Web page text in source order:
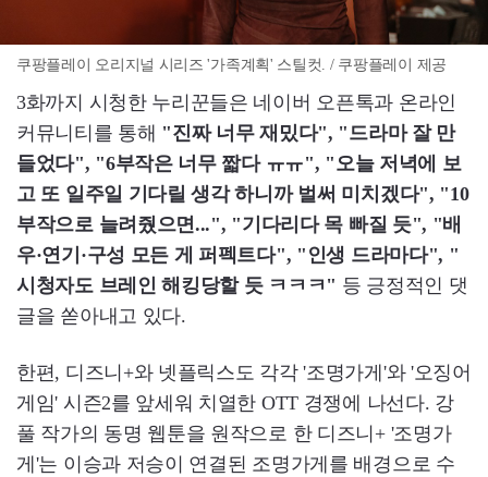
쿠팡플레이 오리지널 시리즈 '가족계획' 스틸컷. / 쿠팡플레이 제공
3화까지 시청한 누리꾼들은 네이버 오픈톡과 온라인
커뮤니티를 통해 "진짜 너무 재밌다", "드라마 잘 만
들었다", "6부작은 너무 짧다 ㅠㅠ", "오늘 저녁에 보
고 또 일주일 기다릴 생각 하니까 벌써 미치겠다", "10
부작으로 늘려줬으면...", "기다리다 목 빠질 듯", "배
우·연기·구성 모든 게 퍼펙트다", "인생 드라마다", "
시청자도 브레인 해킹당할 듯 ㅋㅋㅋ" 등 긍정적인 댓
글을 쏟아내고 있다.
한편, 디즈니+와 넷플릭스도 각각 '조명가게'와 '오징어
게임' 시즌2를 앞세워 치열한 OTT 경쟁에 나선다. 강
풀 작가의 동명 웹툰을 원작으로 한 디즈니+ '조명가
게'는 이승과 저승이 연결된 조명가게를 배경으로 수